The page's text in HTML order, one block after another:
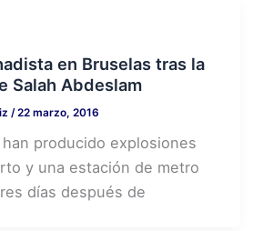
en Bruselas tras la
Salah Abdeslam
/22 marzo, 2016
producido explosiones
y una estación de metro
días después de